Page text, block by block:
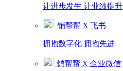
让进步发生 让业绩提升
销帮帮 X 飞书
拥抱数字化 拥抱先进
销帮帮 X 企业微信